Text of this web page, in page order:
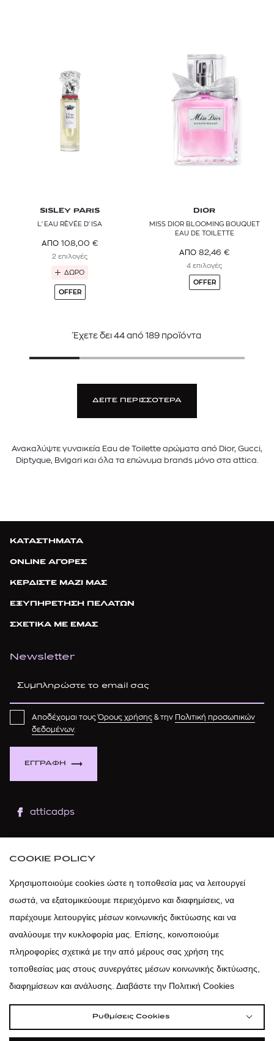
SISLEY PARIS
L'EAU RÊVÉE D'ISA
ΑΠΟ 108,00 €
2 επιλογές
ΔΩΡΟ
OFFER
DIOR
MISS DIOR BLOOMING BOUQUET
EAU DE TOILETTE
ΑΠΟ 82,46 €
4 επιλογές
OFFER
Έχετε δει 44από 189προϊόντα
ΔΕΙΤΕ ΠΕΡΙΣΣΟΤΕΡΑ
Ανακαλύψτε γυναικεία Eau de Toilette αρώματα από Dior, Gucci,
Diptyque, Bvlgari και όλα τα επώνυμα brands μόνο στα attica.
ΚΑΤΑΣΤΗΜΑΤΑ
ONLINE ΑΓΟΡΕΣ
ΚΕΡΔΙΣΤΕ ΜΑΖΙ ΜΑΣ
ΕΞΥΠΗΡΕΤΗΣΗ ΠΕΛΑΤΩΝ
ΣΧΕΤΙΚΑ ΜΕ ΕΜΑΣ
Newsletter
ΕΓΓΡΑΦΗ
Αποδέχομαι τουςΌρους χρήσης & την Πολιτική προσωπικών
δεδομένων.
atticadps
atticadps
COOKIE POLICY
Χρησιμοποιούμε cookies ώστε η τοποθεσία μας να λειτουργεί
σωστά, να εξατομικεύουμε περιεχόμενο και διαφημίσεις, να
παρέχουμε λειτουργίες μέσων κοινωνικής δικτύωσης και να
αναλύουμε την κυκλοφορία μας. Επίσης, κοινοποιούμε
πληροφορίες σχετικά με την από μέρους σας χρήση της
τοποθεσίας μας στους συνεργάτες μέσων κοινωνικής δικτύωσης,
διαφημίσεων και ανάλυσης. Διαβάστε την Πολιτική Cookies
Ρυθμίσεις Cookies